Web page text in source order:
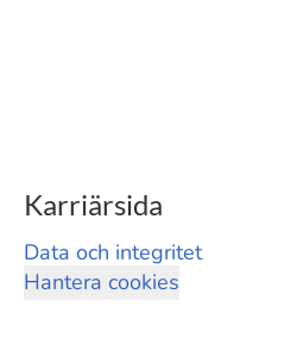
Karriärsida
Data och integritet
Hantera cookies